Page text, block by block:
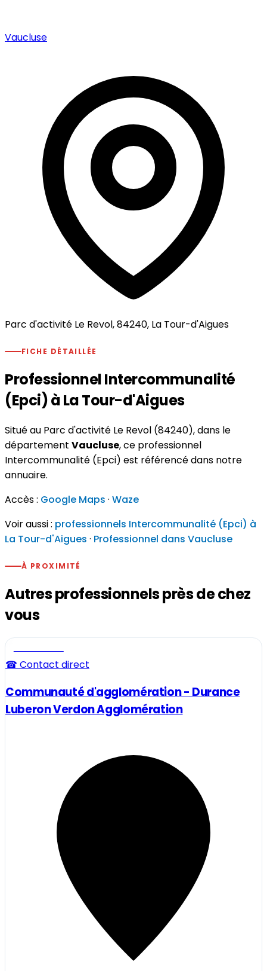
Vaucluse
Parc d'activité Le Revol, 84240, La Tour-d'Aigues
FICHE DÉTAILLÉE
Professionnel Intercommunalité
(Epci) à La Tour-d'Aigues
Situé au Parc d'activité Le Revol (84240), dans le
département Vaucluse, ce professionnel
Intercommunalité (Epci) est référencé dans notre
annuaire.
Accès : Google Maps · Waze
Voir aussi : professionnels Intercommunalité (Epci) à
La Tour-d'Aigues · Professionnel dans Vaucluse
À PROXIMITÉ
Autres professionnels près de chez
vous
☎ Contact direct
Communauté d'agglomération - Durance
Luberon Verdon Agglomération